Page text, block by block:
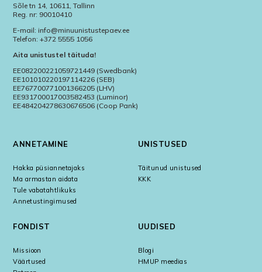
Sõle tn 14, 10611, Tallinn
Reg. nr: 90010410
E-mail: info@minuunistustepaev.ee
Telefon: +372 5555 1056
Aita unistustel täituda!
EE082200221059721449 (Swedbank)
EE101010220197114226 (SEB)
EE767700771001366205 (LHV)
EE931700017003582453 (Luminor)
EE484204278630676506 (Coop Pank)
ANNETAMINE
Hakka püsiannetajaks
Ma armastan aidata
Tule vabatahtlikuks
Annetustingimused
UNISTUSED
Täitunud unistused
KKK
FONDIST
Missioon
Väärtused
UUDISED
Blogi
HMUP meedias